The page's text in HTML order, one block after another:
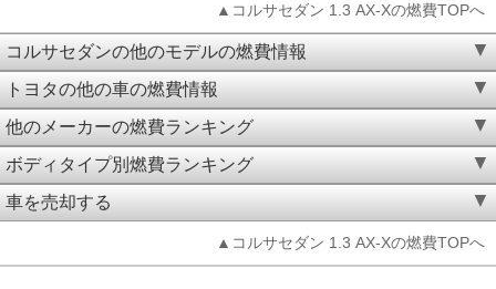
▲コルサセダン 1.3 AX-Xの燃費TOPへ
コルサセダンの他のモデルの燃費情報
トヨタの他の車の燃費情報
他のメーカーの燃費ランキング
ボディタイプ別燃費ランキング
車を売却する
▲コルサセダン 1.3 AX-Xの燃費TOPへ